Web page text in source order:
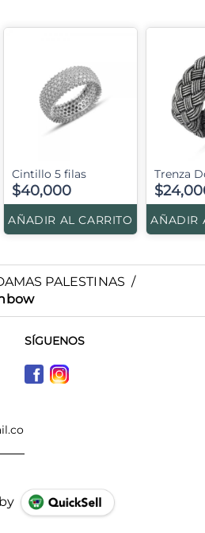
Cintillo 5 filas
$40,000
AÑADIR AL CARRITO
Trenza
AÑADIR
PALESTINAS /
SÍGUENOS